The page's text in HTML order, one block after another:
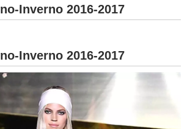
Inverno 2016-2017
Inverno 2016-2017